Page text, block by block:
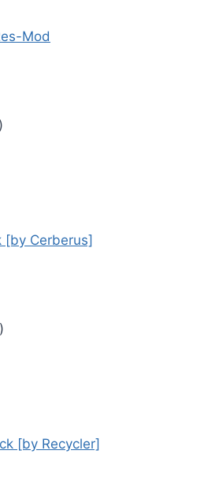
Mod
[by Cerberus]
[by Recycler]